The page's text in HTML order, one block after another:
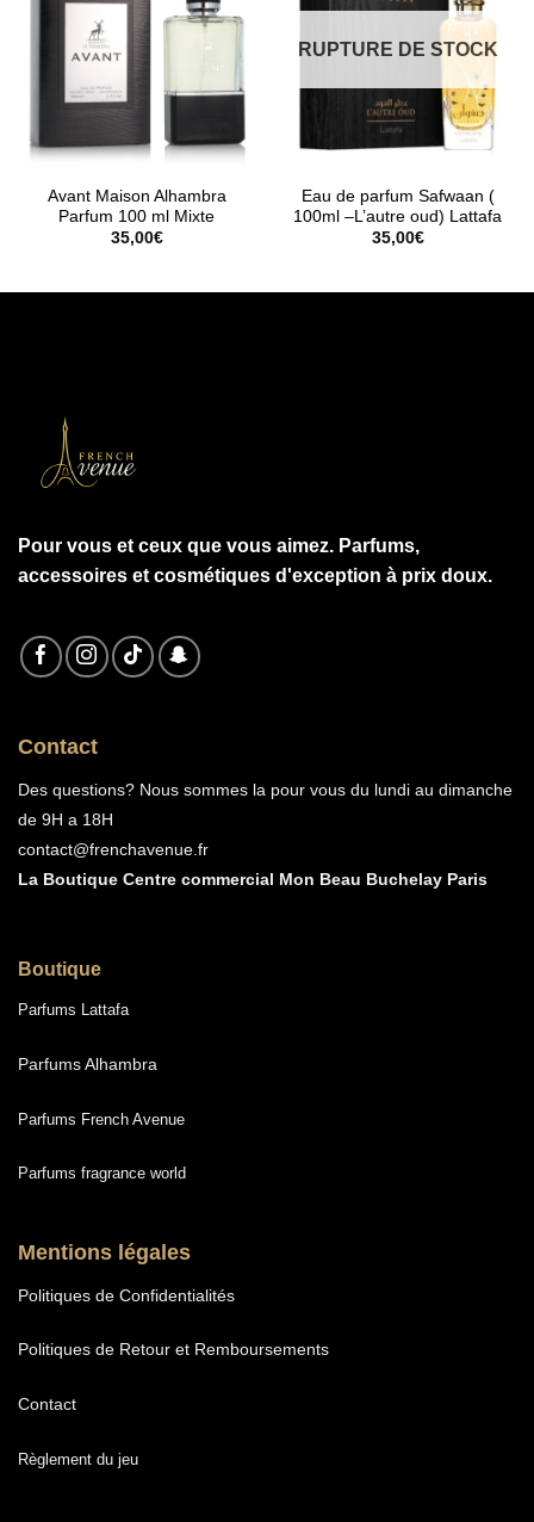
Avant Maison Alhambra
Parfum 100 ml Mixte
35,00€
RUPTURE DE STOCK
Eau de parfum Safwaan (
100ml –L’autre oud) Lattafa
35,00€
Pour vous et ceux que vous aimez. Parfums,
accessoires et cosmétiques d'exception à prix doux.
Boutique
Parfums Lattafa
Parfums Alhambra
Parfums French Avenue
Parfums fragrance world
Mentions légales
Politiques de Confidentialités
Politiques de Retour et Remboursements
Contact
Règlement du jeu
Contact
Des questions? Nous sommes la pour vous du lundi au dimanche
de 9H a 18H
contact@frenchavenue.fr
La Boutique Centre commercial Mon Beau Buchelay Paris